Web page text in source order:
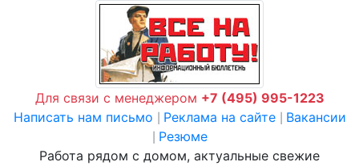
Для связи с менеджером +7 (495) 995-1223
Написать нам письмо
Реклама на сайте Вакансии
Резюме
Работа рядом с домом, актуальные свежие